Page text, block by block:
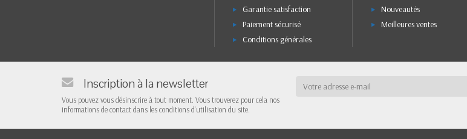
Garantie satisfaction
Paiement sécurisé
Conditions générales
Nouveautés
Meilleures ventes
Inscription à la newsletter
Vous pouvez vous désinscrire à tout moment. Vous trouverez pour cela nos
informations de contact dans les conditions d'utilisation du site.